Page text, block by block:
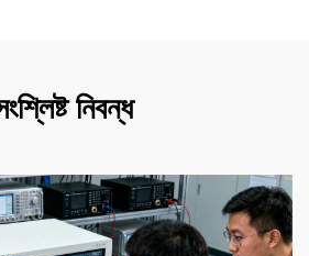
নিবন্ধ